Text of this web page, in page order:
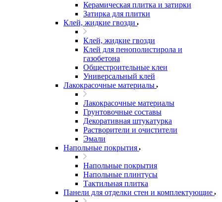
Керамическая плитка и затирки
Затирка для плитки
Клей, жидкие гвозди
Клей, жидкие гвозди
Клей для пенополистирола и
газобетона
Общестроительные клеи
Универсальный клей
Лакокрасочные материалы
Лакокрасочные материалы
Грунтовочные составы
Декоративная штукатурка
Растворители и очистители
Эмали
Напольные покрытия
Напольные покрытия
Напольные плинтусы
Тактильная плитка
Панели для отделки стен и комплектующие